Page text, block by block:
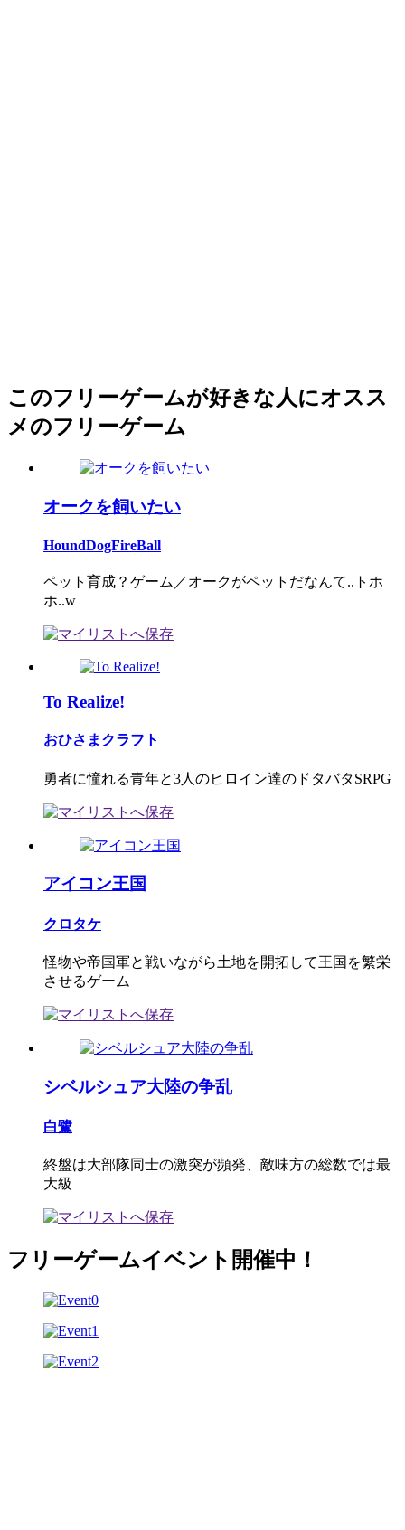
このフリーゲームが好きな人にオスス
メのフリーゲーム
オークを飼いたい
HoundDogFireBall
ペット育成？ゲーム／オークがペットだなんて..トホ
ホ..w
To Realize!
おひさまクラフト
勇者に憧れる青年と3人のヒロイン達のドタバタSRPG
アイコン王国
クロタケ
怪物や帝国軍と戦いながら土地を開拓して王国を繁栄
させるゲーム
シベルシュア大陸の争乱
白鷺
終盤は大部隊同士の激突が頻発、敵味方の総数では最
大級
フリーゲームイベント開催中！